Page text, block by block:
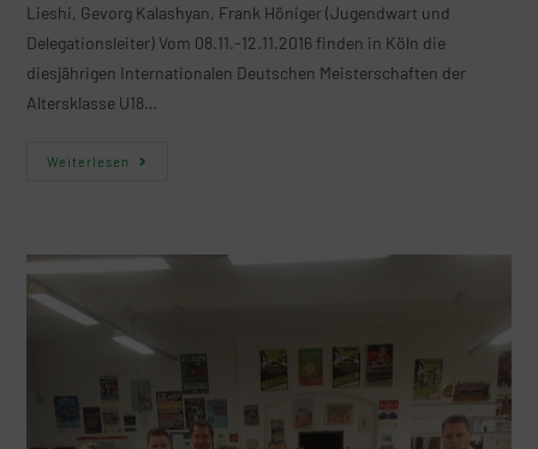
Lieshi, Gevorg Kalashyan, Frank Höniger (Jugendwart und
Delegationsleiter) Vom 08.11.-12.11.2016 finden in Köln die
diesjährigen Internationalen Deutschen Meisterschaften der
Altersklasse U18…
Weiterlesen